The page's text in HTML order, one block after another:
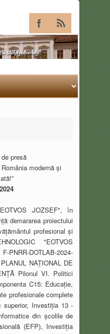
presă
modernă și
JOZSEF", în
demarareaproiectului
profesional și
"EOTVOS
DOTLAB-2024-
NAȚIONAL DE
Pilonul VI. Politici
C15: Educație,
profesionalecomplete
superior, Investiția 13 -
din școlile de
(EFP), Investiția